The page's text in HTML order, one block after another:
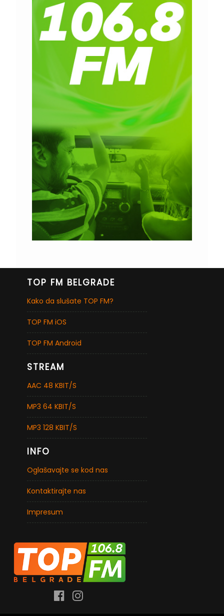
TOP FM BELGRADE
Kako da slušate TOP FM?
TOP FM iOS
TOP FM Android
STREAM
AAC 48 KBIT/S
MP3 64 KBIT/S
MP3 128 KBIT/S
INFO
Oglašavajte se kod nas
Kontaktirajte nas
Impresum